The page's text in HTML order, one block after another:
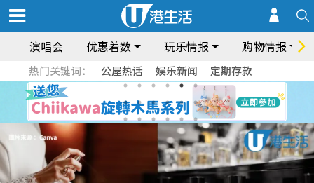
演唱会 优惠着数 玩乐情报 购物情报
热门关键词： 公屋热话 娱乐新闻 定期存款